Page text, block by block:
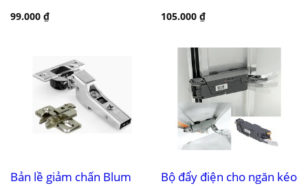
99.000 ₫ 105.000 ₫
Bản lề giảm chấn Blum
Bộ đẩy điện cho ngăn kéo